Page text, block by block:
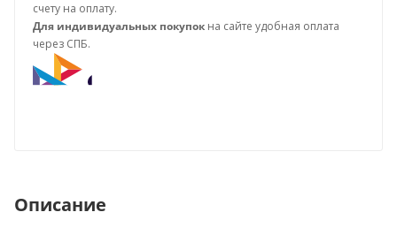
счету на оплату.
Для индивидуальных покупок на сайте удобная оплата
через СПБ.
Описание